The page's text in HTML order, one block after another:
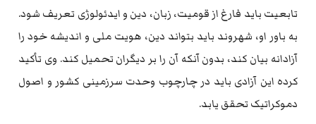
تابعیت باید فارغ از قومیت، زبان، دین و ایدئولوژی تعریف شود.
به باور او، شهروند باید بتواند دین، هویت ملی و اندیشه خود را
آزادانه بیان کند، بدون آنکه آن را بر دیگران تحمیل کند. وی تأکید
کرده این آزادی باید در چارچوب وحدت سرزمینی کشور و اصول
دموکراتیک تحقق یابد.